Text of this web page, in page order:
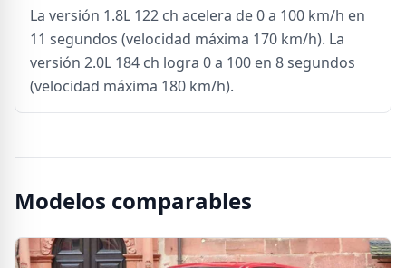
La versión 1.8L 122 ch acelera de 0 a 100 km/h en
11 segundos (velocidad máxima 170 km/h). La
versión 2.0L 184 ch logra 0 a 100 en 8 segundos
(velocidad máxima 180 km/h).
Modelos comparables